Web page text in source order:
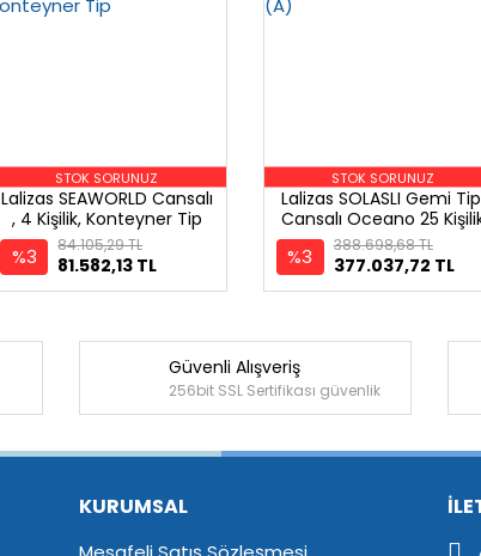
STOK SORUNUZ
Lalizas SEAWORLD Cansalı
, 4 Kişilik, Konteyner Tip
%3 81.582,13 TL
84.105,29 TL
STOK SORUNUZ
Lalizas SOLASLI Gemi
Cansalı Oceano 25
(A)
%3 377.037,72 TL
388.698,68 TL
Güvenli Alışveriş
256bit SSL Sertifikası güvenlik
KURUMSAL